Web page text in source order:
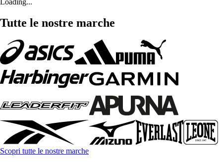
Loading...
Tutte le nostre marche
Scopri tutte le nostre marche